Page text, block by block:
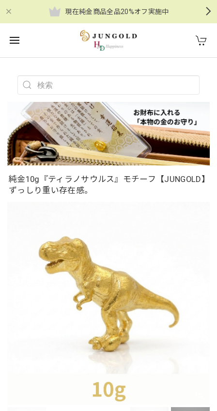
現在純金商品全品20%オフ実施中
純金10g『ティラノサウルス』モチーフ【JUNGOLD】
ずっしり重い存在感。